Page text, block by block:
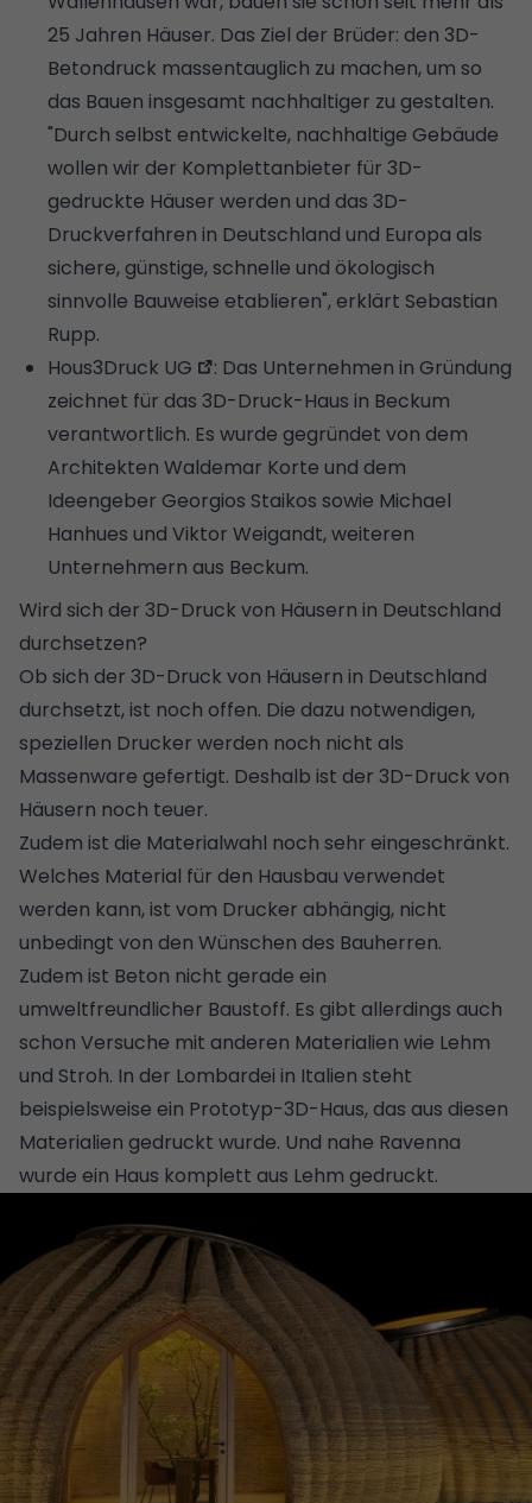
25 Jahren Häuser. Das Ziel der Brüder: den 3D-
Betondruck massentauglich zu machen, um so
das Bauen insgesamt nachhaltiger zu gestalten.
"Durch selbst entwickelte, nachhaltige Gebäude
wollen wir der Komplettanbieter für 3D-
gedruckte Häuser werden und das 3D-
Druckverfahren in Deutschland und Europa als
sichere, günstige, schnelle und ökologisch
sinnvolle Bauweise etablieren", erklärt Sebastian
Rupp.
Hous3Druck UG
: Das Unternehmen in Gründung
zeichnet für das 3D-Druck-Haus in Beckum
verantwortlich. Es wurde gegründet von dem
Architekten Waldemar Korte und dem
Ideengeber Georgios Staikos sowie Michael
Hanhues und Viktor Weigandt, weiteren
Unternehmern aus Beckum.
Wird sich der 3D-Druck von Häusern in Deutschland
durchsetzen?
Ob sich der 3D-Druck von Häusern in Deutschland
durchsetzt, ist noch offen. Die dazu notwendigen,
speziellen Drucker werden noch nicht als
Massenware gefertigt. Deshalb ist der 3D-Druck von
Häusern noch teuer.
Zudem ist die Materialwahl noch sehr eingeschränkt.
Welches Material für den Hausbau verwendet
werden kann, ist vom Drucker abhängig, nicht
unbedingt von den Wünschen des Bauherren.
Zudem ist Beton nicht gerade ein
umweltfreundlicher Baustoff. Es gibt allerdings auch
schon Versuche mit anderen Materialien wie Lehm
und Stroh. In der Lombardei in Italien steht
beispielsweise ein Prototyp-3D-Haus, das aus diesen
Materialien gedruckt wurde. Und nahe Ravenna
wurde ein Haus komplett aus Lehm gedruckt.